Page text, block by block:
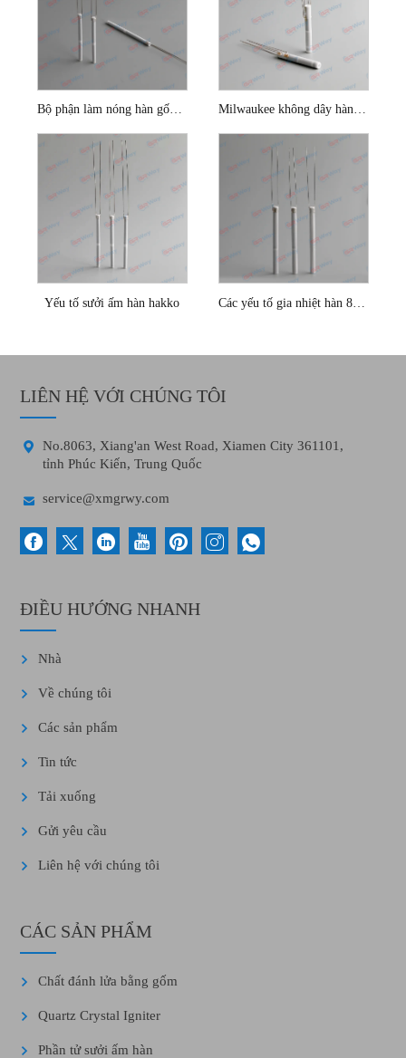
Bộ phận làm nóng hàn gốm 25w
Yếu tố sưởi ấm hàn hakko
LIÊN HỆ VỚI CHÚNG TÔI

No.8063, Xiang'an West Road, Xiamen City 361101,
tỉnh Phúc Kiến, Trung Quốc
 service@xmgrwy.com
ĐIỀU HƯỚNG NHANH
Nhà
Về chúng tôi
Các sản phẩm
Tin tức
Tải xuống
Gửi yêu cầu
Liên hệ với chúng tôi
CÁC SẢN PHẨM
Chất đánh lửa bằng gốm
Quartz Crystal Igniter
Phần tử sưởi ấm hàn